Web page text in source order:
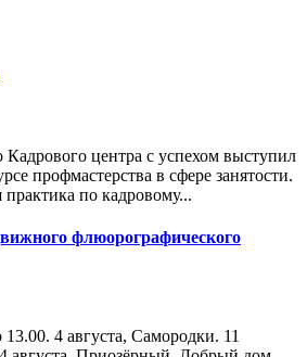
центра с успехом выступил
профмастерства в сфере занятости.
по кадровому...
флюорографического
4 августа, Самородки. 11